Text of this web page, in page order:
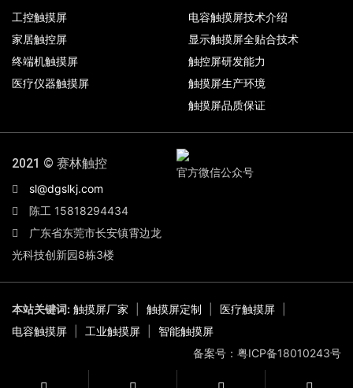
工控触摸屏
家居触控屏
终端机触摸屏
医疗仪器触摸屏
电容触摸屏技术介绍
显示触摸屏全贴合技术
触控屏研发能力
触摸屏生产环境
触摸屏品质保证
2021 © 赛林触控
sl@dgslkj.com
陈工 15818294434
广东省东莞市长安镇霄边龙
光科技创新园8栋3楼
官方微信公众号
本站关键词: 触摸屏厂家 触摸屏定制 医疗触摸屏
电容触摸屏
工业触摸屏
智能触摸屏
备案号：粤ICP备18010243号